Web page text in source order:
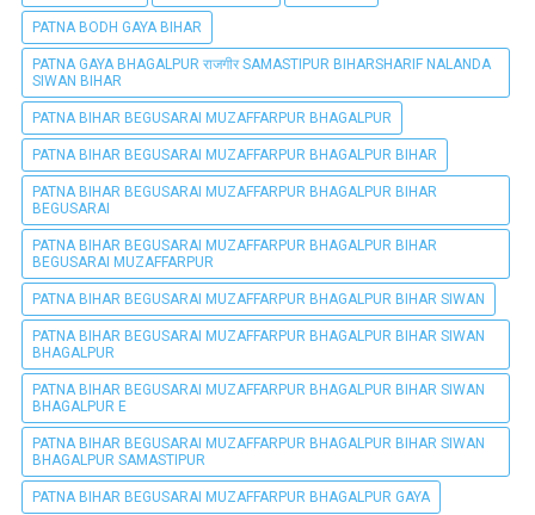
PATNA BODH GAYA BIHAR
PATNA GAYA BHAGALPUR राजगीर SAMASTIPUR BIHARSHARIF NALANDA
SIWAN BIHAR
PATNA BIHAR BEGUSARAI MUZAFFARPUR BHAGALPUR
PATNA BIHAR BEGUSARAI MUZAFFARPUR BHAGALPUR BIHAR
PATNA BIHAR BEGUSARAI MUZAFFARPUR BHAGALPUR BIHAR
BEGUSARAI
PATNA BIHAR BEGUSARAI MUZAFFARPUR BHAGALPUR BIHAR
BEGUSARAI MUZAFFARPUR
PATNA BIHAR BEGUSARAI MUZAFFARPUR BHAGALPUR BIHAR SIWAN
PATNA BIHAR BEGUSARAI MUZAFFARPUR BHAGALPUR BIHAR SIWAN
BHAGALPUR
PATNA BIHAR BEGUSARAI MUZAFFARPUR BHAGALPUR BIHAR SIWAN
BHAGALPUR E
PATNA BIHAR BEGUSARAI MUZAFFARPUR BHAGALPUR BIHAR SIWAN
BHAGALPUR SAMASTIPUR
PATNA BIHAR BEGUSARAI MUZAFFARPUR BHAGALPUR GAYA